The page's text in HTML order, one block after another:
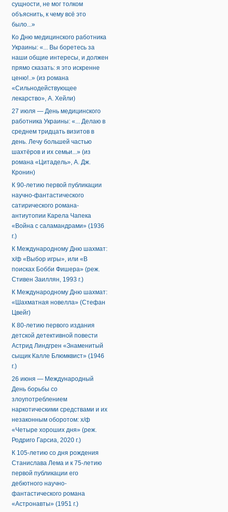
сущности, не мог толком
объяснить, к чему всё это
было...»
Ко Дню медицинского работника
Украины: «... Вы боретесь за
наши общие интересы, и должен
прямо сказать: я это искренне
ценю!..» (из романа
«Сильнодействующее
лекарство», А. Хейли)
27 июля — День медицинского
работника Украины: «... Делаю в
среднем тридцать визитов в
день. Лечу большей частью
шахтёров и их семьи...» (из
романа «Цитадель», А. Дж.
Кронин)
К 90-летию первой публикации
научно-фантастического
сатирического романа-
антиутопии Карела Чапека
«Война с саламандрами» (1936
г.)
К Международному Дню шахмат:
х/ф «Выбор игры», или «В
поисках Бобби Фишера» (реж.
Стивен Заиллян, 1993 г.)
К Международному Дню шахмат:
«Шахматная новелла» (Стефан
Цвейг)
К 80-летию первого издания
детской детективной повести
Астрид Линдгрен «Знаменитый
сыщик Калле Блюмквист» (1946
г.)
26 июня — Международный
День борьбы со
злоупотреблением
наркотическими средствами и их
незаконным оборотом: х/ф
«Четыре хороших дня» (реж.
Родриго Гарсиа, 2020 г.)
К 105-летию со дня рождения
Станислава Лема и к 75-летию
первой публикации его
дебютного научно-
фантастического романа
«Астронавты» (1951 г.)